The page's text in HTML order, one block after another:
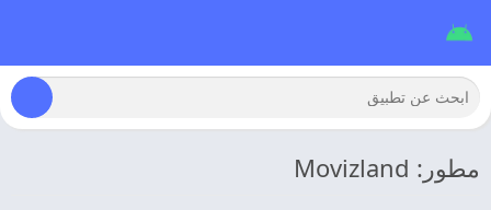
مطور: Movizland